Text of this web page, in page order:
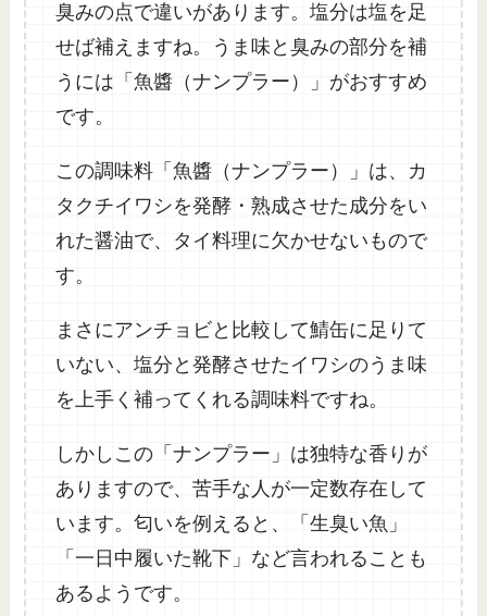
臭みの点で違いがあります。塩分は塩を足
せば補えますね。うま味と臭みの部分を補
うには「魚醬（ナンプラー）」がおすすめ
です。
この調味料「魚醬（ナンプラー）」は、カ
タクチイワシを発酵・熟成させた成分をい
れた醤油で、タイ料理に欠かせないもので
す。
まさにアンチョビと比較して鯖缶に足りて
いない、塩分と発酵させたイワシのうま味
を上手く補ってくれる調味料ですね。
しかしこの「ナンプラー」は独特な香りが
ありますので、苦手な人が一定数存在して
います。匂いを例えると、「生臭い魚」
「一日中履いた靴下」など言われることも
あるようです。